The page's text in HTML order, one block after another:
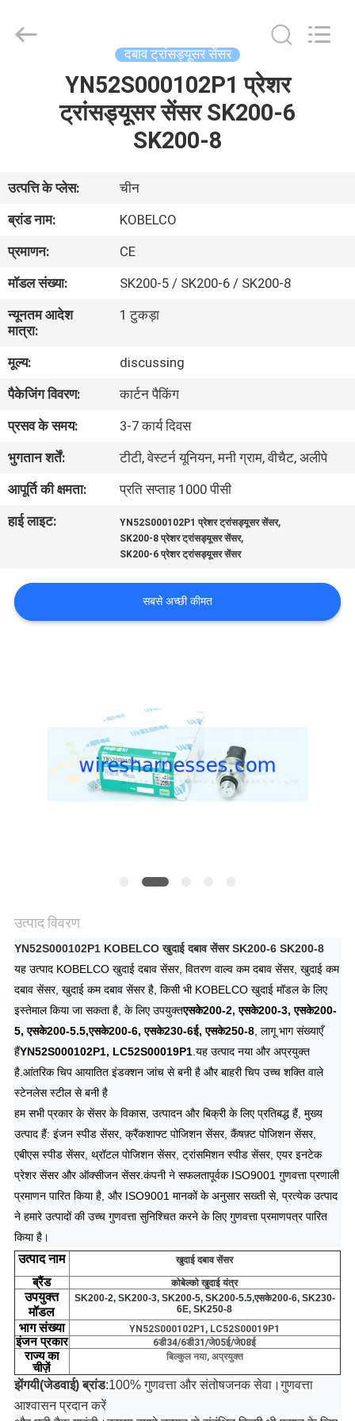
हमारे
बारे
में
कारखाना
भ्रमण
गुणवत्ता
नियंत्रण
संपर्क
करें
BLOG
साइटमैप
Management
Services
दबाव ट्रांसड्यूसर सेंसर
YN52S000102P1 प्रेशर
ट्रांसड्यूसर सेंसर SK200-6
SK200-8
उत्पत्ति के प्लेस:
चीन
ब्रांड नाम:
KOBELCO
प्रमाणन:
CE
मॉडल संख्या:
SK200-5 / SK200-6 / SK200-8
न्यूनतम आदेश
मात्रा:
1 टुकड़ा
मूल्य:
discussing
पैकेजिंग विवरण:
कार्टन पैकिंग
प्रसव के समय:
3-7 कार्य दिवस
भुगतान शर्तें:
टीटी, वेस्टर्न यूनियन, मनी ग्राम, वीचैट, अलीपे
आपूर्ति की क्षमता:
प्रति सप्ताह 1000 पीसी
हाई लाइट:
YN52S000102P1 प्रेशर ट्रांसड्यूसर सेंसर,
SK200-8 प्रेशर ट्रांसड्यूसर सेंसर,
SK200-6 प्रेशर ट्रांसड्यूसर सेंसर
सबसे अच्छी कीमत
उत्पाद विवरण
YN52S000102P1 KOBELCO खुदाई दबाव सेंसर SK200-6 SK200-8
यह उत्पाद KOBELCO खुदाई दबाव सेंसर, वितरण वाल्व कम दबाव सेंसर, खुदाई कम
दबाव सेंसर, खुदाई कम दबाव सेंसर है, किसी भी KOBELCO खुदाई मॉडल के लिए
इस्तेमाल किया जा सकता है, के लिए उपयुक्तएसके200-2, एसके200-3, एसके200-
5, एसके200-5.5,एसके200-6, एसके230-6ई, एसके250-8, लागू भाग संख्याएँ
हैंYN52S000102P1, LC52S00019P1.यह उत्पाद नया और अप्रयुक्त
है.आंतरिक चिप आयातित इंडक्शन जांच से बनी है और बाहरी चिप उच्च शक्ति वाले
स्टेनलेस स्टील से बनी है
हम सभी प्रकार के सेंसर के विकास, उत्पादन और बिक्री के लिए प्रतिबद्ध हैं, मुख्य
उत्पाद हैं: इंजन स्पीड सेंसर, क्रैंकशाफ्ट पोजिशन सेंसर, कैंषफ़्ट पोजिशन सेंसर,
एबीएस स्पीड सेंसर, थ्रॉटल पोजिशन सेंसर, ट्रांसमिशन स्पीड सेंसर, एयर इनटेक
प्रेशर सेंसर और ऑक्सीजन सेंसर.कंपनी ने सफलतापूर्वक ISO9001 गुणवत्ता प्रणाली
प्रमाणन पारित किया है, और ISO9001 मानकों के अनुसार सख्ती से, प्रत्येक उत्पाद
ने हमारे उत्पादों की उच्च गुणवत्ता सुनिश्चित करने के लिए गुणवत्ता प्रमाणपत्र पारित
किया है।
उत्पाद नाम खुदाई दबाव सेंसर
ब्रैंड कोबेल्को खुदाई यंत्र
उपयुक्त
मॉडल
SK200-2, SK200-3, SK200-5, SK200-5.5,एसके200-6, SK230-
6E, SK250-8
भाग संख्या YN52S000102P1, LC52S00019P1
इंजन प्रकार 6डी34/6डी31/जे05ई/जे08ई
राज्य का
चीज़ें
बिल्कुल नया, अप्रयुक्त
झेंगयी(जेडवाई) ब्रांड:100% गुणवत्ता और संतोषजनक सेवा।गुणवत्ता
आश्वासन प्रदान करें